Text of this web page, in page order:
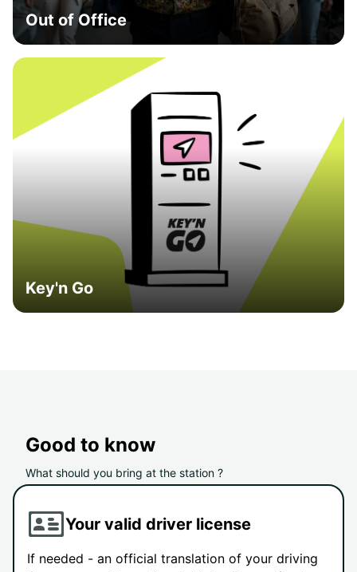
Out of Office
Key'n Go
Good to know
What should you bring at the station ?
Your valid driver license
If needed - an official translation of your driving